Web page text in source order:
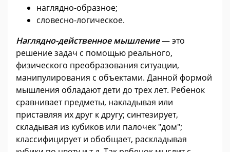
наглядно-образное;
словесно-логическое.
Наглядно-действенное мышление— это
решение задач с помощью реального,
физического преобразования ситуации,
манипулирования с объектами. Данной формой
мышления обладают дети до трех лет. Ребенок
сравнивает предметы, накладывая или
приставляя их друг к другу; синтезирует,
складывая из кубиков или палочек "дом";
классифицирует и обобщает, раскладывая